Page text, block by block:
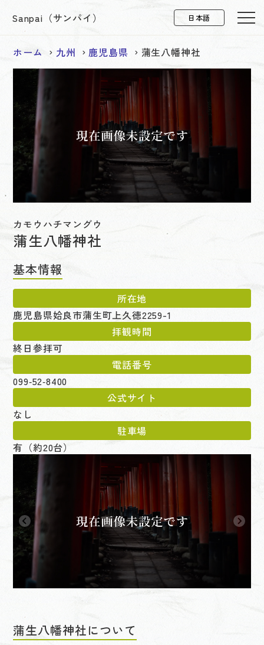
Sanpai（サンパイ）
ホーム 九州 鹿児島県 蒲生八幡神社
カモウハチマングウ
蒲生八幡神社
基本情報
所在地
鹿児島県姶良市蒲生町上久徳2259-1
拝観時間
終日参拝可
電話番号
099‑52‑8400
公式サイト
なし
駐車場
有（約20台）
蒲生八幡神社について